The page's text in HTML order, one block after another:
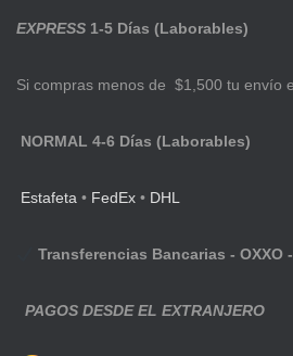
EXPRESS 1-5 Días (Laborables)
Si compras menos de $1,500 tu envío
NORMAL 4-6 Días (Laborables)
Estafeta • FedEx • DHL
Transferencias Bancarias - OXXO
PAGOS DESDE EL EXTRANJERO